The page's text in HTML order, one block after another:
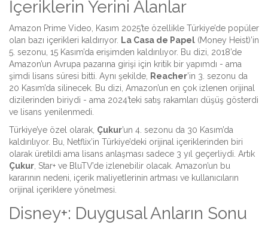
İçeriklerin Yerini Alanlar
Amazon Prime Video, Kasım 2025’te özellikle Türkiye’de popüler
olan bazı içerikleri kaldırıyor. La Casa de Papel (Money Heist)’in
5. sezonu, 15 Kasım’da erişimden kaldırılıyor. Bu dizi, 2018’de
Amazon’un Avrupa pazarına girişi için kritik bir yapımdı - ama
şimdi lisans süresi bitti. Aynı şekilde,
Reacher’in 3. sezonu da
20 Kasım’da silinecek. Bu dizi, Amazon’un en çok izlenen orijinal
dizilerinden biriydi - ama 2024’teki satış rakamları düşüş gösterdi
ve lisans yenilenmedi.
Türkiye’ye özel olarak, Çukur’un 4. sezonu da 30 Kasım’da
kaldırılıyor. Bu, Netflix’in Türkiye’deki orijinal içeriklerinden biri
olarak üretildi ama lisans anlaşması sadece 3 yıl geçerliydi. Artık
Çukur , Star+ ve BluTV’de izlenebilir olacak. Amazon’un bu
kararının nedeni, içerik maliyetlerinin artması ve kullanıcıların
orijinal içeriklere yönelmesi.
Disney+: Duygusal Anların Sonu